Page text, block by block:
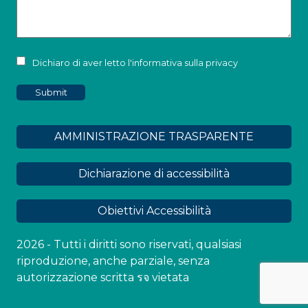
Dichiaro di aver letto l'informativa sulla privacy
AMMINISTRAZIONE TRASPARENTE
Dichiarazione di accessibilità
Obiettivi Accessibilità
2026 - Tutti i diritti sono riservati, qualsiasi
riproduzione, anche parziale, senza
autorizzazione scritta รจ vietata